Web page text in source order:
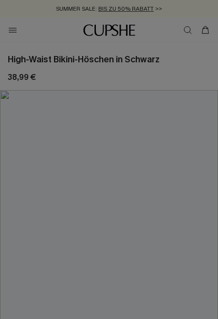
SUMMER SALE: BIS ZU 50% RABATT >>
ZUM NEWSLETTER:BIS ZU -20% EXTRA ERHALTEN
KOSTENLOSER VERSAND AB 89 €
High-Waist Bikini-Höschen in Schwarz
38,99 €